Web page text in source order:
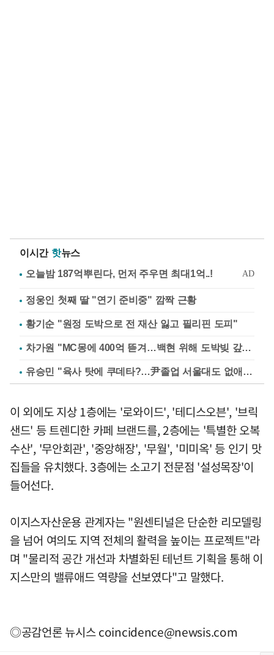
이시간 핫뉴스
정웅인 첫째 딸 "연기 준비중" 깜짝 근황
황기순 "원정 도박으로 전 재산 잃고 필리핀 도피"
차가원 "MC몽에 400억 뜯겨…백현 위해 도박빚 갚아줘"
유승민 "육사 탓에 쿠데타?…尹졸업 서울대도 없애나"
이 외에도 지상 1층에는 '로와이드', '테디스오븐', '브릭
샌드' 등 트렌디한 카페 브랜드를, 2층에는 '특별한 오복
수산', '무안회관', '중앙해장', '무월', '미미옥' 등 인기 맛
집들을 유치했다. 3층에는 소고기 전문점 '설성목장'이
들어선다.
이지스자산운용 관계자는 "원센티널은 단순한 리모델링
을 넘어 여의도 지역 전체의 활력을 높이는 프로젝트"라
며 "물리적 공간 개선과 차별화된 테넌트 기획을 통해 이
지스만의 밸류애드 역량을 선보였다"고 말했다.
◎공감언론 뉴시스coincidence@newsis.com